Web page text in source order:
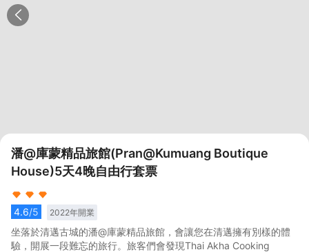
潘@庫蒙精品旅館(Pran@Kumuang Boutique
House)5天4晚自由行套票
4.6/5 2022年開業
坐落於清邁古城的潘@庫蒙精品旅館，會讓您在清邁擁有別樣的體
驗，開展一段難忘的旅行。旅客們會發現Thai Akha Cooking